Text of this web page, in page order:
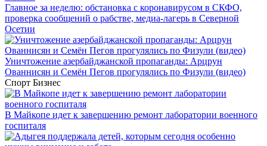
Главное за неделю: обстановка с коронавирусом в СКФО,
проверка сообщений о рабстве, медиа-лагерь в Северной
Осетии
Уничтожение азербайджанской пропаганды: Арцрун
Ованнисян и Семён Пегов прогулялись по Физули (видео)
Спорт Бизнес
В Майкопе идет к завершению ремонт лаборатории военного
госпиталя